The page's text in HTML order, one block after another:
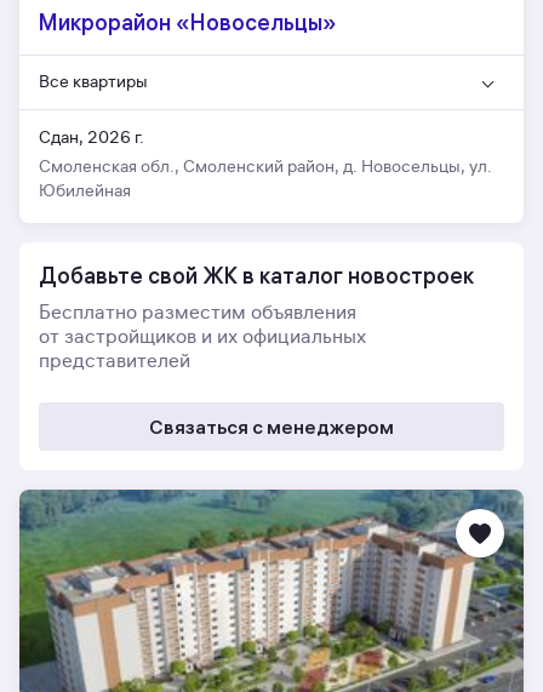
Микрорайон «Новосельцы»
Все квартиры
Сдан, 2026 г.
Смоленская обл., Смоленский район, д. Новосельцы, ул.
Юбилейная
Добавьте свой ЖК в каталог новостроек
Бесплатно разместим объявления
от застройщиков и их официальных
представителей
Связаться с менеджером